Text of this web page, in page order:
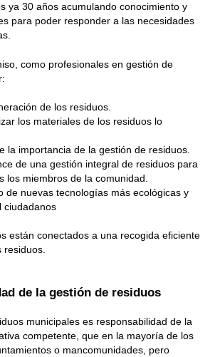
ya 30 años acumulando conocimiento y
para poder responder a las necesidades
como profesionales en gestión de
de los residuos.
los materiales de los residuos lo
la importancia de la gestión de residuos.
de una gestión integral de residuos para
los miembros de la comunidad.
de nuevas tecnologías más ecológicas y
ciudadanos
están conectados a una recogida eficiente
de la gestión de residuos
municipales es responsabilidad de la
competente, que en la mayoría de los
o mancomunidades, pero